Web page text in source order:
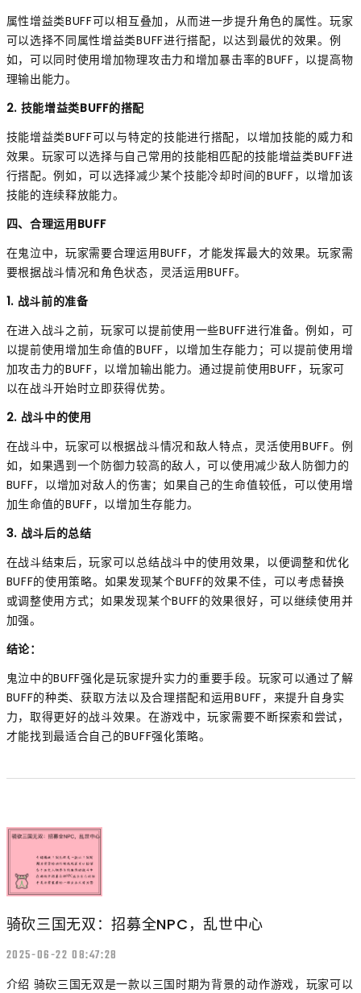
属性增益类BUFF可以相互叠加，从而进一步提升角色的属性。玩家
可以选择不同属性增益类BUFF进行搭配，以达到最优的效果。例
如，可以同时使用增加物理攻击力和增加暴击率的BUFF，以提高物
理输出能力。
2. 技能增益类BUFF的搭配
技能增益类BUFF可以与特定的技能进行搭配，以增加技能的威力和
效果。玩家可以选择与自己常用的技能相匹配的技能增益类BUFF进
行搭配。例如，可以选择减少某个技能冷却时间的BUFF，以增加该
技能的连续释放能力。
四、合理运用BUFF
在鬼泣中，玩家需要合理运用BUFF，才能发挥最大的效果。玩家需
要根据战斗情况和角色状态，灵活运用BUFF。
1. 战斗前的准备
在进入战斗之前，玩家可以提前使用一些BUFF进行准备。例如，可
以提前使用增加生命值的BUFF，以增加生存能力；可以提前使用增
加攻击力的BUFF，以增加输出能力。通过提前使用BUFF，玩家可
以在战斗开始时立即获得优势。
2. 战斗中的使用
在战斗中，玩家可以根据战斗情况和敌人特点，灵活使用BUFF。例
如，如果遇到一个防御力较高的敌人，可以使用减少敌人防御力的
BUFF，以增加对敌人的伤害；如果自己的生命值较低，可以使用增
加生命值的BUFF，以增加生存能力。
3. 战斗后的总结
在战斗结束后，玩家可以总结战斗中的使用效果，以便调整和优化
BUFF的使用策略。如果发现某个BUFF的效果不佳，可以考虑替换
或调整使用方式；如果发现某个BUFF的效果很好，可以继续使用并
加强。
结论：
鬼泣中的BUFF强化是玩家提升实力的重要手段。玩家可以通过了解
BUFF的种类、获取方法以及合理搭配和运用BUFF，来提升自身实
力，取得更好的战斗效果。在游戏中，玩家需要不断探索和尝试，
才能找到最适合自己的BUFF强化策略。
骑砍三国无双：招募全NPC，乱世中心
2025-06-22 08:47:28
介绍 骑砍三国无双是一款以三国时期为背景的动作游戏，玩家可以